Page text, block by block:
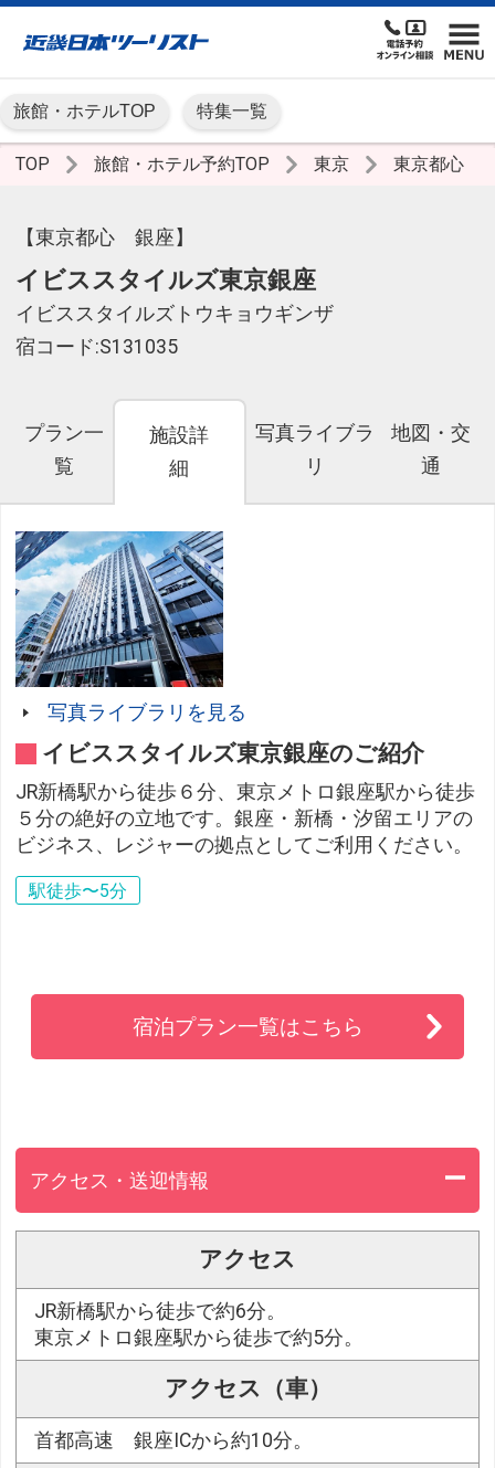
旅館・ホテルTOP 特集一覧
TOP 旅館・ホテル予約TOP 東京 東京都心
【東京都心 銀座】
イビススタイルズ東京銀座
イビススタイルズトウキョウギンザ
宿コード:S131035
プラン一
覧
施設詳
細
写真ライブラ
リ
地図・交
通
写真ライブラリを見る
イビススタイルズ東京銀座のご紹介
JR新橋駅から徒歩６分、東京メトロ銀座駅から徒歩
５分の絶好の立地です。銀座・新橋・汐留エリアの
ビジネス、レジャーの拠点としてご利用ください。
駅徒歩〜5分
宿泊プラン一覧はこちら
アクセス・送迎情報
アクセス
JR新橋駅から徒歩で約6分。
東京メトロ銀座駅から徒歩で約5分。
アクセス（車）
首都高速 銀座ICから約10分。